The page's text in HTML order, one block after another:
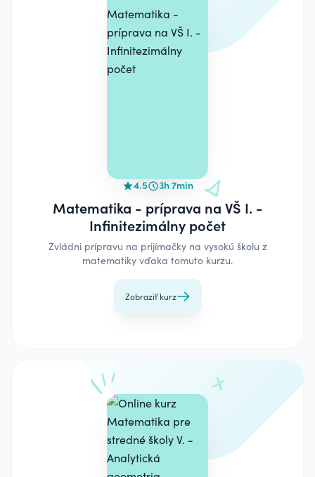
4.5 3h 7min
Matematika - príprava na VŠ I. -
Infinitezimálny počet
Zvládni prípravu na prijímačky na vysokú školu z
matematiky vďaka tomuto kurzu.
Zobraziť kurz